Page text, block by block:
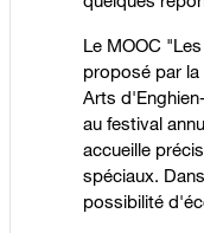
Le MOOC
proposé par la
Arts
au festival
accueille
spéciaux.
possibilité